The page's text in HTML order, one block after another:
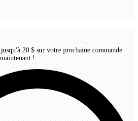
20 $ sur votre prochaine commande
!